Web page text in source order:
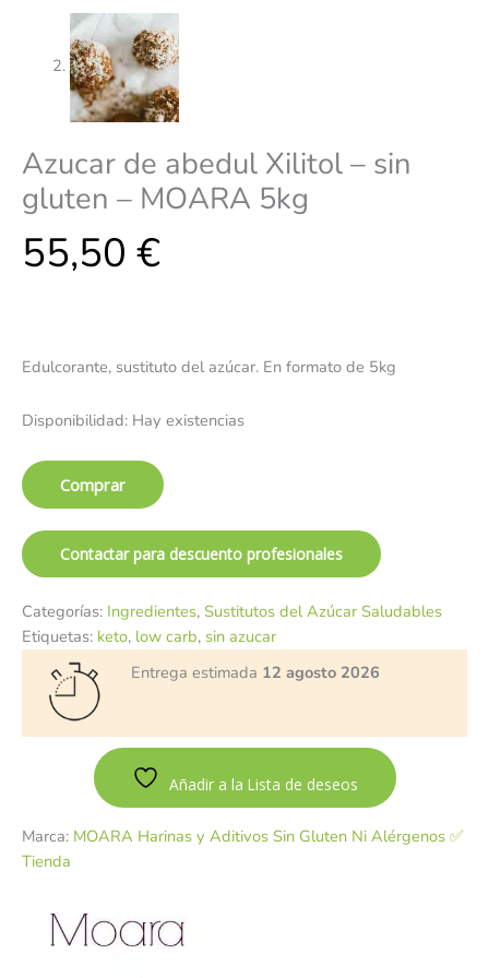
Azucar de abedul Xilitol – sin
gluten – MOARA 5kg
55,50 €
Edulcorante, sustituto del azúcar. En formato de 5kg
Disponibilidad: Hay existencias
Comprar
Contactar para descuento profesionales
Categorías: Ingredientes, Sustitutos del Azúcar Saludables
Etiquetas: keto, low carb, sin azucar
Entrega estimada 12 agosto 2026
Añadir a la Lista de deseos
Marca: MOARA Harinas y Aditivos Sin Gluten Ni Alérgenos ✅
Tienda